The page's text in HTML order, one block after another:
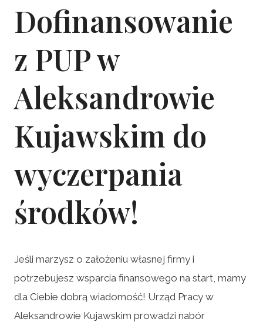
Dofinansowanie
z PUP w
Aleksandrowie
Kujawskim do
wyczerpania
środków!
Jeśli marzysz o założeniu własnej firmy i
potrzebujesz wsparcia finansowego na start, mamy
dla Ciebie dobrą wiadomość! Urząd Pracy w
Aleksandrowie Kujawskim prowadzi nabór